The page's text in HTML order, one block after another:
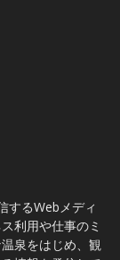
するWebメディ
利用や仕事のミ
泉をはじめ、観